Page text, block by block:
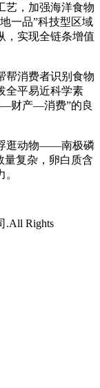
艺，加强海洋食物
一品”科技型区域
，实现全链条增值
消费者识别食物
全平易近科学素
财产—消费”的良
逛动物——南极磷
量复杂，卵白质含
.All Rights